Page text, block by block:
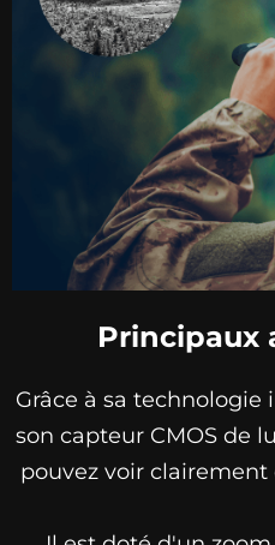
Principaux
Grâce à sa technologie
son capteur CMOS de
pouvez voir